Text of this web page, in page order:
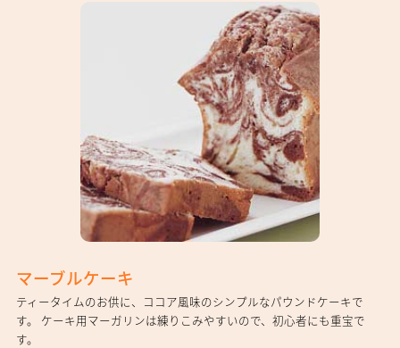
マーブルケーキ
ティータイムのお供に、ココア風味のシンプルなパウンドケーキで
す。 ケーキ用マーガリンは練りこみやすいので、初心者にも重宝で
す。